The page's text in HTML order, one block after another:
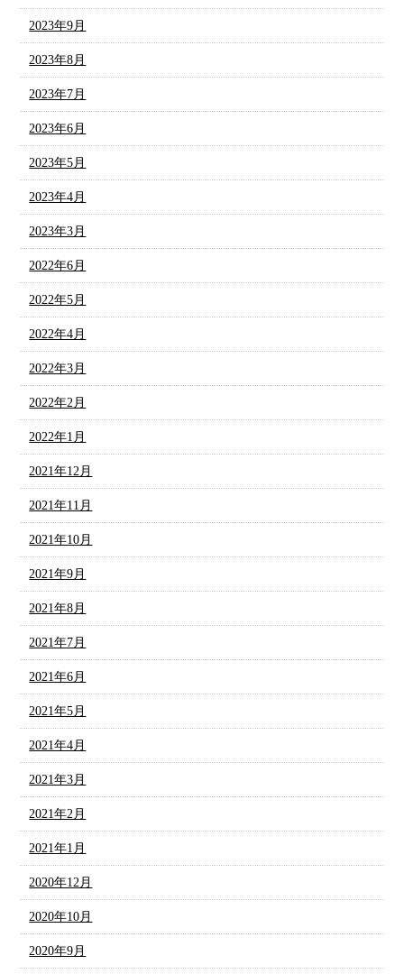
2023年9月
2023年8月
2023年7月
2023年6月
2023年5月
2023年4月
2023年3月
2022年6月
2022年5月
2022年4月
2022年3月
2022年2月
2022年1月
2021年12月
2021年11月
2021年10月
2021年9月
2021年8月
2021年7月
2021年6月
2021年5月
2021年4月
2021年3月
2021年2月
2021年1月
2020年12月
2020年10月
2020年9月